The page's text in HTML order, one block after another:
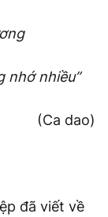
nhớ nhiều”
(Ca dao)
đã viết về